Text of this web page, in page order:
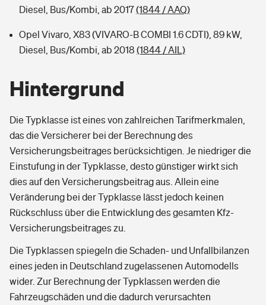
Diesel, Bus/Kombi, ab 2017(1844 / AAQ)
Opel Vivaro, X83 (VIVARO-B COMBI 1.6 CDTI), 89 kW,
Diesel, Bus/Kombi, ab 2018 (1844 / AIL)
Hintergrund
Die Typklasse ist eines von zahlreichen Tarifmerkmalen,
das die Versicherer bei der Berechnung des
Versicherungsbeitrages berücksichtigen. Je niedriger die
Einstufung in der Typklasse, desto günstiger wirkt sich
dies auf den Versicherungsbeitrag aus. Allein eine
Veränderung bei der Typklasse lässt jedoch keinen
Rückschluss über die Entwicklung des gesamten Kfz-
Versicherungsbeitrages zu.
Die Typklassen spiegeln die Schaden- und Unfallbilanzen
eines jeden in Deutschland zugelassenen Automodells
wider. Zur Berechnung der Typklassen werden die
Fahrzeugschäden und die dadurch verursachten